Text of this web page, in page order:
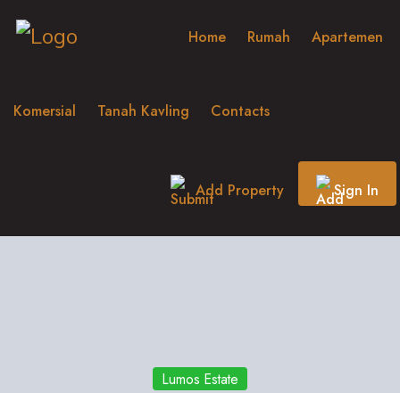
Home Rumah Apartemen
Komersial Tanah Kavling Contacts
Add Property Sign In
Lumos Estate